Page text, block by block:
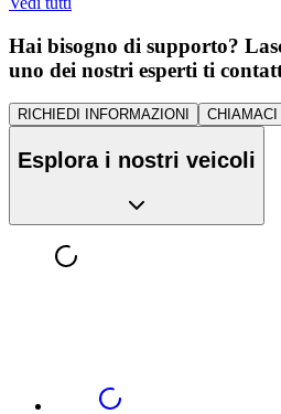
Hai bisogno di supporto?
uno dei nostri esperti ti
RICHIEDI INFORMAZIONI CHIAMACI
Esplora i nostri veicoli